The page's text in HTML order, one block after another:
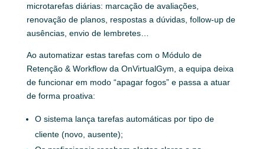
microtarefas diárias: marcação de avaliações,
renovação de planos, respostas a dúvidas, follow-up de
ausências, envio de lembretes…
Ao automatizar estas tarefas com o Módulo de
Retenção & Workflow da OnVirtualGym, a equipa deixa
de funcionar em modo “apagar fogos” e passa a atuar
de forma proativa:
O sistema lança tarefas automáticas por tipo de
cliente (novo, ausente);